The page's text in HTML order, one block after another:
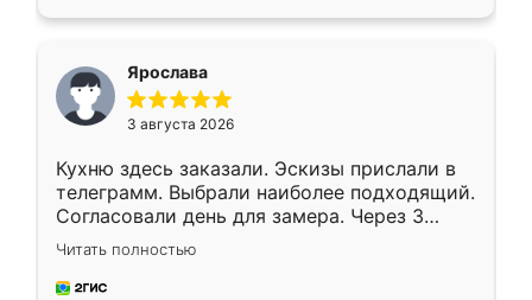
Ярослава
3 августа 2026
Кухню здесь заказали. Эскизы прислали в
телеграмм. Выбрали наиболее подходящий.
Согласовали день для замера. Через 3
недели кухня была уже готова. Остались
довольны работой. Спасибо Ренессанс
мебель за качественную работу!
Читать полностью